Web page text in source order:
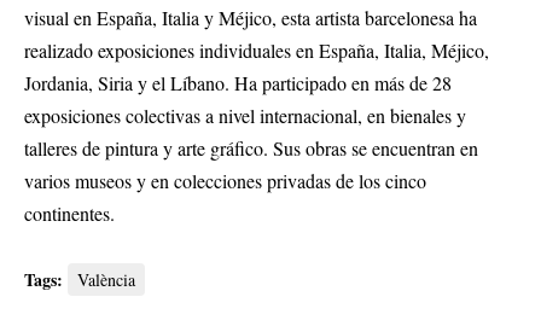
visual en España, Italia y Méjico, esta artista barcelonesa ha
realizado exposiciones individuales en España, Italia, Méjico,
Jordania, Siria y el Líbano. Ha participado en más de 28
exposiciones colectivas a nivel internacional, en bienales y
talleres de pintura y arte gráfico. Sus obras se encuentran en
varios museos y en colecciones privadas de los cinco
continentes.
Tags: València